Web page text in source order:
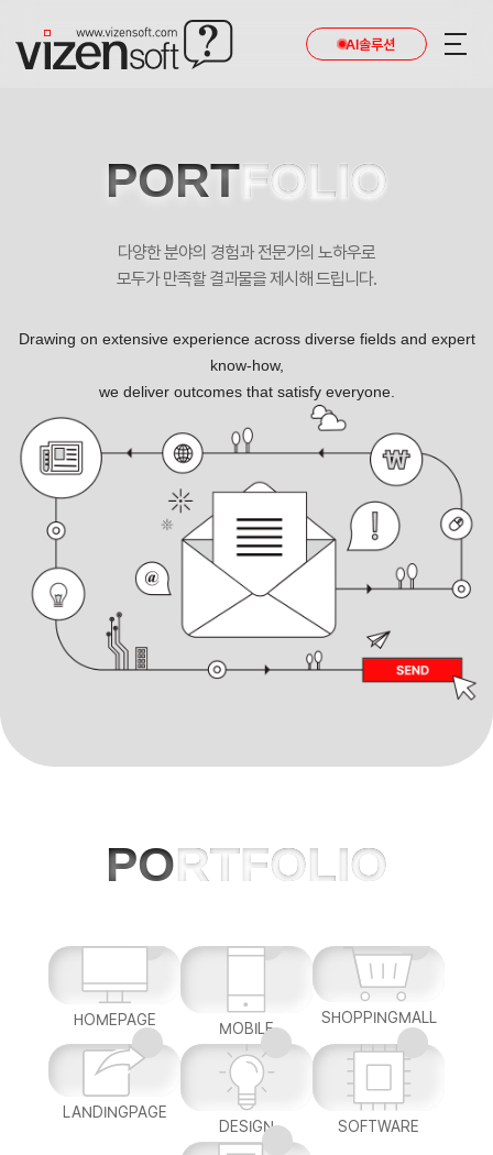
AI솔루션
미래자동문 반응형 포트폴리오
PORTFOLIO
다양한 분야의 경험과 전문가의 노하우로
모두가 만족할 결과물을 제시해 드립니다.
Drawing on extensive experience across diverse fields and expert
know-how,
we deliver outcomes that satisfy everyone.
PORTFOLIO
HOMEPAGE MOBILE
SHOPPINGMALL
LANDINGPAGE
DESIGN
SOFTWARE